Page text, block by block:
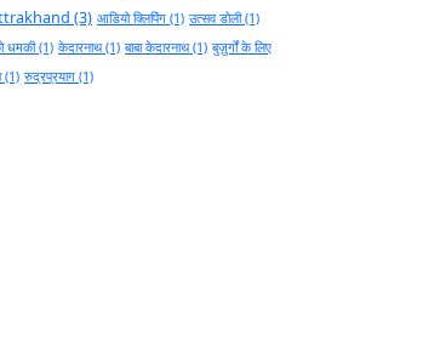
(3) आडियो क्लिपिंग (1) उत्सव डोली(1)
धमकी(1) केदारनाथ(1) बाबा केदारनाथ(1) बुज़ुर्गों के लिए
(1) रुद्रप्रयाग (1)